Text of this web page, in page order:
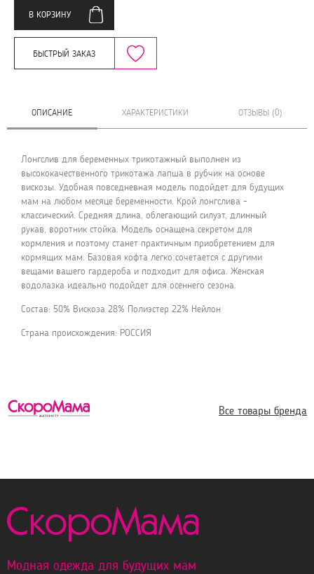
В КОРЗИНУ
БЫСТРЫЙ ЗАКАЗ
ОПИСАНИЕ ХАРАКТЕРИСТИКИ ОТЗЫВЫ (0)
Лонгслив для беременных трикотажный выполнен из
высококачественного трикотажа лапша в рубчик на основе
вискозы. Удобная повседневная модель подойдет для будущих
мам на любом месяце беременности. Крой лонгслива -
классический. Средняя длина, облегающий силуэт, длинный
рукав, воротник стойка. Модель оснащена секретом для
кормления и поэтому станет практичным приобретением для
кормящих мам. Базовая кофта легко сочетается с другими
вещами вашего гардероба и подходит для офиса. Женская
водолазка идеально подойдет для осеннего сезона.
Состав: 50% Вискоза 28% Полиэстер 22% Нейлон
Страна происхождения: РОССИЯ
Все товары бренда
Модная одежда для будущих мам